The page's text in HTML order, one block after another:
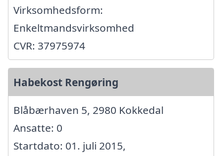
Virksomhedsform:
Enkeltmandsvirksomhed
CVR: 37975974
Habekost Rengøring
Blåbærhaven 5, 2980 Kokkedal
Ansatte: 0
Startdato: 01. juli 2015,